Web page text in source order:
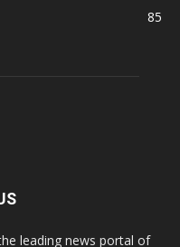
85
leading news portal of